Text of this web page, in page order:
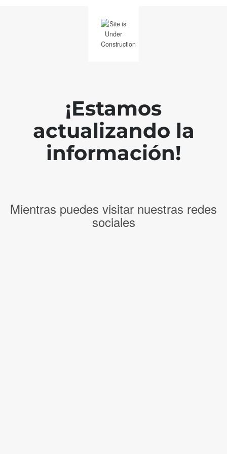
¡Estamos
actualizando la
información!
Mientras puedes visitar nuestras redes
sociales